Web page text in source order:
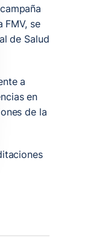
se
de Salud
a
en
de la